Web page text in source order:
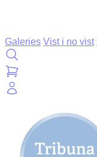
Galeries Vist i no vist